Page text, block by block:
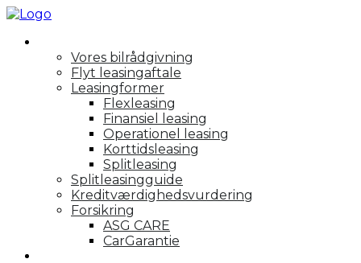
Vores bilrådgivning
Flyt leasingaftale
Leasingformer
Flexleasing
Finansiel leasing
Operationel leasing
Korttidsleasing
Splitleasing
Splitleasingguide
Kreditværdighedsvurdering
Forsikring
ASG CARE
CarGarantie